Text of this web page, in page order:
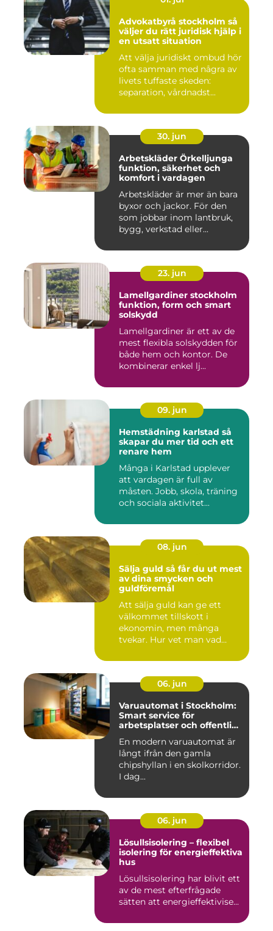
Advokatbyrå stockholm så
väljer du rätt juridisk hjälp i
en utsatt situation
Att välja juridiskt ombud hör
ofta samman med några av
livets tuffaste skeden:
separation, vårdnadst...
30. jun
Arbetskläder Örkelljunga
funktion, säkerhet och
komfort i vardagen
Arbetskläder är mer än bara
byxor och jackor. För den
som jobbar inom lantbruk,
bygg, verkstad eller...
23. jun
Lamellgardiner stockholm
funktion, form och smart
solskydd
Lamellgardiner är ett av de
mest flexibla solskydden för
både hem och kontor. De
kombinerar enkel lj...
09. jun
Hemstädning karlstad så
skapar du mer tid och ett
renare hem
Många i Karlstad upplever
att vardagen är full av
måsten. Jobb, skola, träning
och sociala aktivitet...
08. jun
Sälja guld så får du ut mest
av dina smycken och
guldföremål
Att sälja guld kan ge ett
välkommet tillskott i
ekonomin, men många
tvekar. Hur vet man vad
06. jun
Varuautomat i Stockholm:
Smart service för
arbetsplatser och offentliga
En modern varuautomat är
långt ifrån den gamla
chipshyllan i en skolkorridor.
I dag...
06. jun
Lösullsisolering – flexibel
isolering för energieffektiva
hus
Lösullsisolering har blivit ett
av de mest efterfrågade
sätten att energieffektivise...